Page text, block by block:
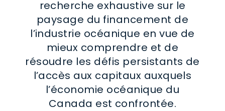
recherche exhaustive sur le
paysage du financement de
l’industrie océanique en vue de
mieux comprendre et de
résoudre les défis persistants de
l’accès aux capitaux auxquels
l’économie océanique du
Canada est confrontée.